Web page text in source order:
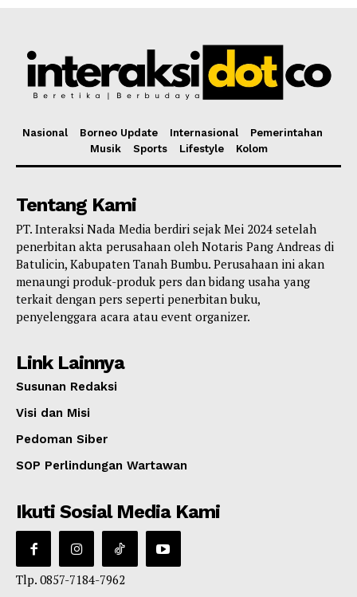
Nasional Borneo Update Internasional
Pemerintahan
Musik
Sports Lifestyle Kolom
Tentang Kami
PT. Interaksi Nada Media berdiri sejak Mei 2024 setelah
penerbitan akta perusahaan oleh Notaris Pang Andreas di
Batulicin, Kabupaten Tanah Bumbu. Perusahaan ini akan
menaungi produk-produk pers dan bidang usaha yang
terkait dengan pers seperti penerbitan buku,
penyelenggara acara atau event organizer.
Link Lainnya
Susunan Redaksi
Visi dan Misi
Pedoman Siber
SOP Perlindungan Wartawan
Ikuti Sosial Media Kami
Tlp. 0857-7184-7962